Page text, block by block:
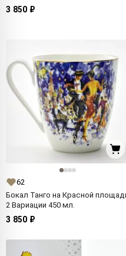
3 850 ₽
62
Бокал Танго на Красной
2 Вариации 450 мл.
3 850 ₽